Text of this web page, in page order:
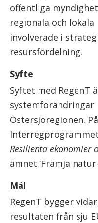
offentliga
regionala och
involverade i
resursfördelning.
Syfte
Syftet med RegenT
Östersjöregionen.
Resilienta ekonomier
ämnet ’Främja
Mål
RegenT bygger
resultaten från sju